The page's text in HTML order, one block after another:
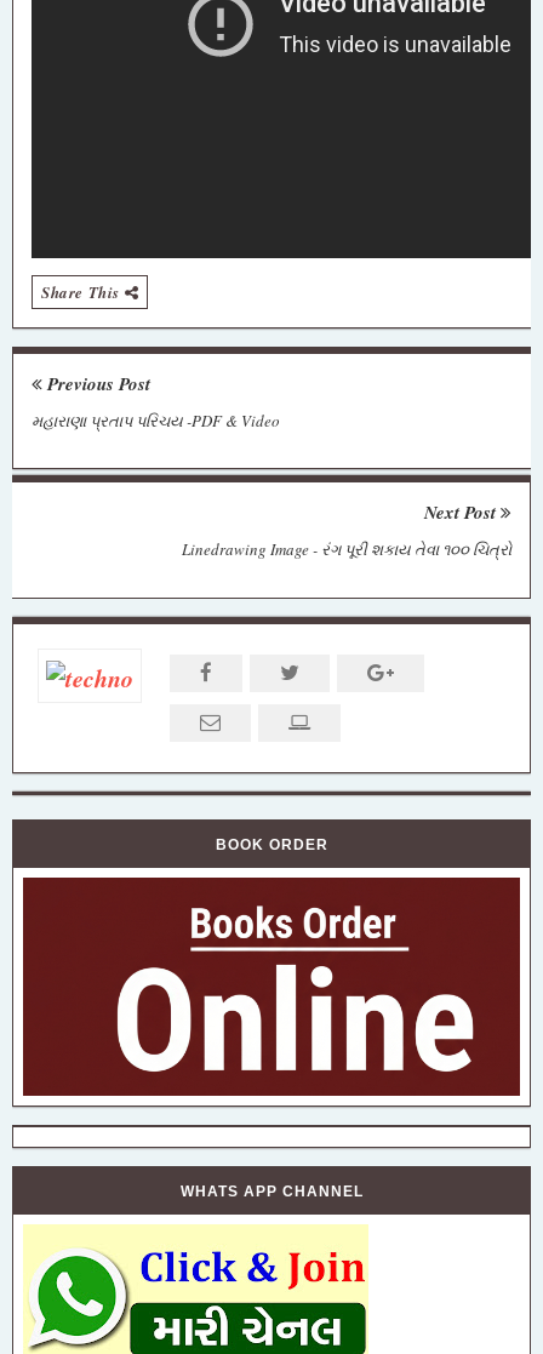
Share This
Previous Post
મહારાણા પ્રતાપ પરિચય -PDF & Video
Next Post
Linedrawing Image - રંગ પૂરી શકાય તેવા ૧૦૦ ચિત્રો
BOOK ORDER
WHATS APP CHANNEL